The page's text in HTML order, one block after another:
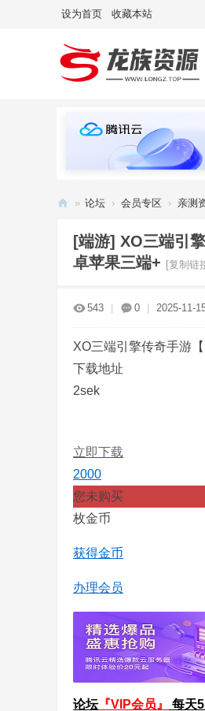
设为首页 收藏本站
» 论坛 › 会员专区 › 亲测
[端游] XO三端引
卓苹果三端+ [复制链
543 0 2025-11-
XO三端引擎传奇手游
下载地址
2sek
立即下载
2000
您未购买
枚金币
获得金币
办理会员
论坛『VIP会员』 每天